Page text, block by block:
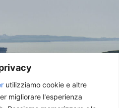
utilizziamo cookie e altre
migliorare l'esperienza
fronte strategico della